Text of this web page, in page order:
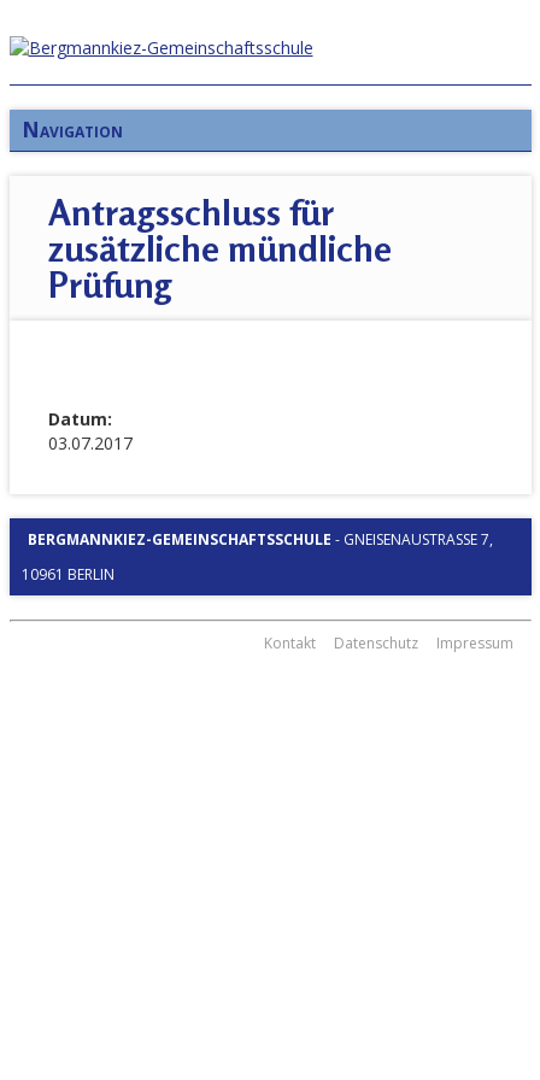
Navigation
Antragsschluss für
zusätzliche mündliche
Prüfung
Datum:
03.07.2017
BERGMANNKIEZ-GEMEINSCHAFTSSCHULE - GNEISENAUSTRASSE 7, 1
0961 BERLIN
Kontakt Datenschutz Impressum